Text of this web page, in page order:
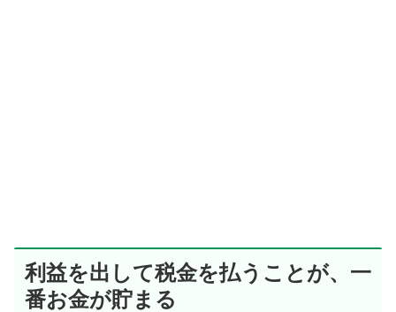
利益を出して税金を払うことが、一
番お金が貯まる